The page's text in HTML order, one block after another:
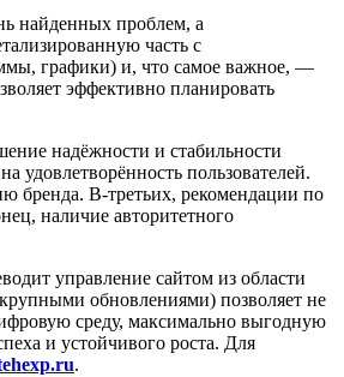
найденных проблем, а
часть с
графики) и, что самое важное, —
эффективно планировать
надёжности и стабильности
удовлетворённость пользователей.
бренда. В-третьих, рекомендации по
наличие авторитетного
управление сайтом из области
обновлениями) позволяет не
среду, максимально выгодную
и устойчивого роста. Для
.